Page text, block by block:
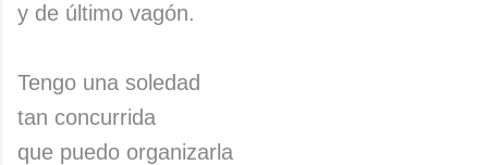
y de último vagón.
Tengo una soledad
tan concurrida
que puedo organizarla